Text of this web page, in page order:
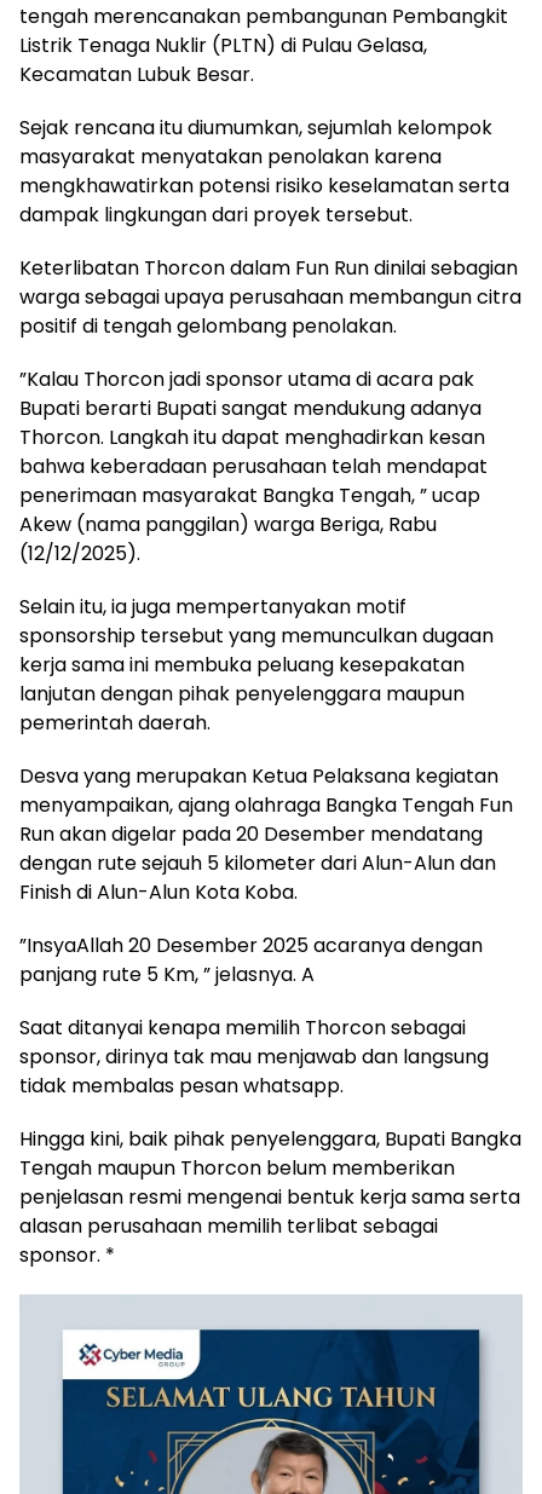
tengah merencanakan pembangunan Pembangkit
Listrik Tenaga Nuklir (PLTN) di Pulau Gelasa,
Kecamatan Lubuk Besar.
‎Sejak rencana itu diumumkan, sejumlah kelompok
masyarakat menyatakan penolakan karena
mengkhawatirkan potensi risiko keselamatan serta
dampak lingkungan dari proyek tersebut.
‎Keterlibatan Thorcon dalam Fun Run dinilai sebagian
warga sebagai upaya perusahaan membangun citra
positif di tengah gelombang penolakan.
‎”Kalau Thorcon jadi sponsor utama di acara pak
Bupati berarti Bupati sangat mendukung adanya
Thorcon. Langkah itu dapat menghadirkan kesan
bahwa keberadaan perusahaan telah mendapat
penerimaan masyarakat Bangka Tengah, ” ucap
Akew (nama panggilan) warga Beriga, Rabu
(12/12/2025).
‎Selain itu, ia juga mempertanyakan motif
sponsorship tersebut yang memunculkan dugaan
kerja sama ini membuka peluang kesepakatan
lanjutan dengan pihak penyelenggara maupun
pemerintah daerah.
‎Desva yang merupakan Ketua Pelaksana kegiatan
menyampaikan, ajang olahraga Bangka Tengah Fun
Run akan digelar pada 20 Desember mendatang
dengan rute sejauh 5 kilometer dari Alun-Alun dan
Finish di Alun-Alun Kota Koba.
‎”InsyaAllah 20 Desember 2025 acaranya dengan
panjang rute 5 Km, ” jelasnya. A
‎Saat ditanyai kenapa memilih Thorcon sebagai
sponsor, dirinya tak mau menjawab dan langsung
tidak membalas pesan whatsapp.
‎Hingga kini, baik pihak penyelenggara, Bupati Bangka
Tengah maupun Thorcon belum memberikan
penjelasan resmi mengenai bentuk kerja sama serta
alasan perusahaan memilih terlibat sebagai
sponsor. *